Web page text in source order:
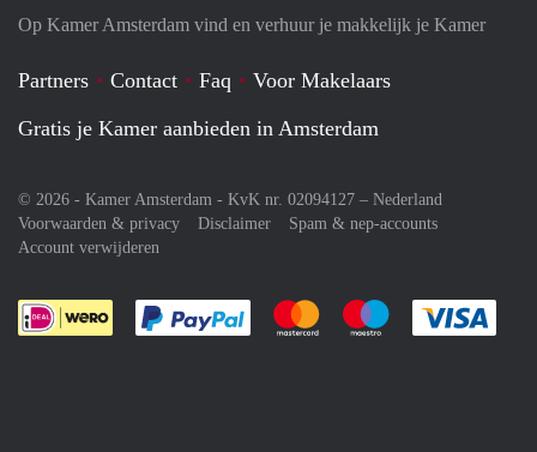
Op Kamer Amsterdam vind en verhuur je makkelijk je Kamer
Partners Contact Faq
Voor Makelaars
Gratis je Kamer aanbieden in Amsterdam
© 2026 - Kamer Amsterdam - KvK nr. 02094127 – Nederland
Voorwaarden & privacy
Disclaimer
Spam & nep-accounts
Account verwijderen
Je rekent gemakkelijk af met Paypal
Je rekent gemakkelijk af met
Je rekent